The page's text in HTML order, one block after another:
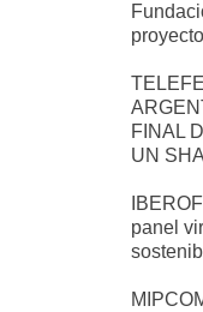
FINAL
UN
panel